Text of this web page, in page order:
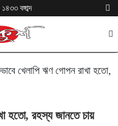
বঙ্গাব্দ
খেলাপি ঋণ গোপন রাখা হতো,
হতো, রহস্য জানতে চায়